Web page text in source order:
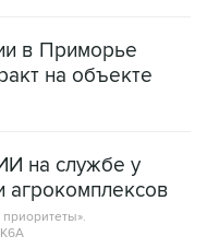
в Приморье
на объекте
на службе у
агрокомплексов